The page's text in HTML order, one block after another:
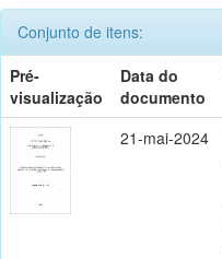
Conjunto de itens:
Pré-
visualização
Data do
documento
21-mai-2024